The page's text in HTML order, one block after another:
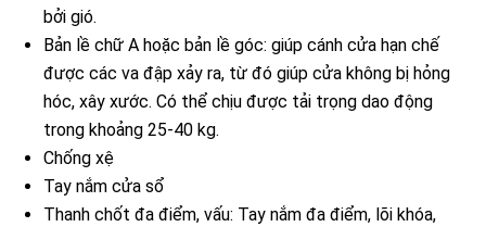
bởi gió.
Bản lề chữ A hoặc bản lề góc: giúp cánh cửa hạn chế
được các va đập xảy ra, từ đó giúp cửa không bị hỏng
hóc, xây xước. Có thể chịu được tải trọng dao động
trong khoảng 25-40 kg.
Chống xệ
​Tay nắm cửa sổ
​Thanh chốt đa điểm, vấu: Tay nắm đa điểm, lõi khóa,